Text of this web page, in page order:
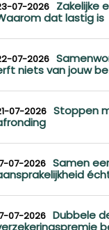
07-2026 Zakelijke
dat lastig is
07-2026
niets van jouw
07-2026 Stoppen
07-2026 Samen
07-2026 Dubbele